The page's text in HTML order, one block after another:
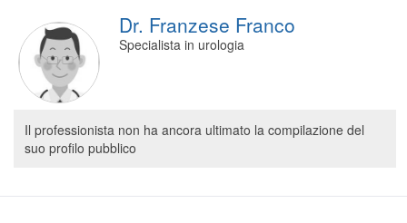
Per gli specialisti
Prenotazioni online
Planner e rubrica in cloud
Segreteria virtuale
Dr. Franzese Franco
Specialista in urologia
Il professionista non ha ancora ultimato la compilazione del
suo profilo pubblico